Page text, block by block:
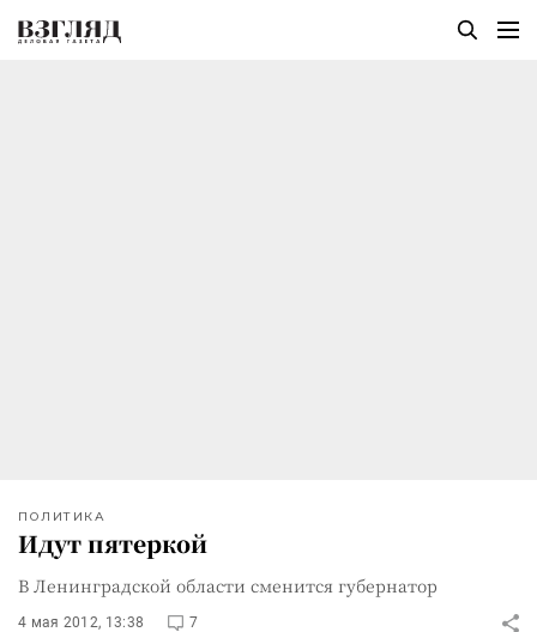
ПОЛИТИКА
Идут пятеркой
В Ленинградской области сменится губернатор
4 мая 2012, 13:38 7